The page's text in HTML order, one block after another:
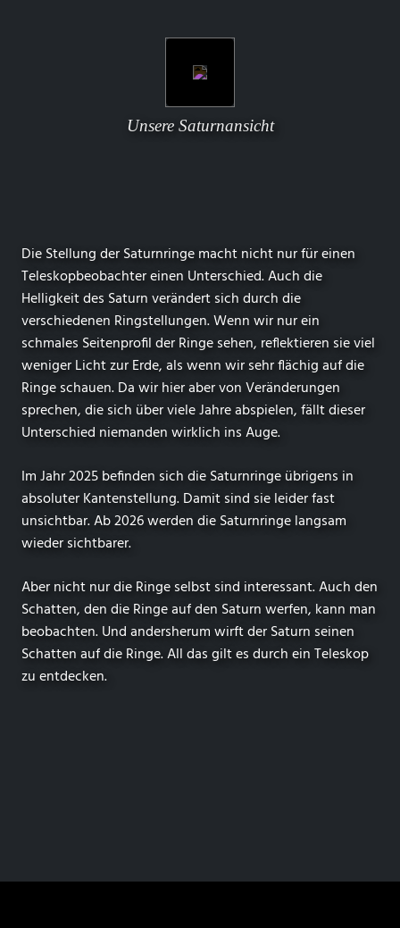
Unsere Saturnansicht
Die Stellung der Saturnringe macht nicht nur für einen
Teleskopbeobachter einen Unterschied. Auch die
Helligkeit des Saturn verändert sich durch die
verschiedenen Ringstellungen. Wenn wir nur ein
schmales Seitenprofil der Ringe sehen, reflektieren sie viel
weniger Licht zur Erde, als wenn wir sehr flächig auf die
Ringe schauen. Da wir hier aber von Veränderungen
sprechen, die sich über viele Jahre abspielen, fällt dieser
Unterschied niemanden wirklich ins Auge.
Im Jahr 2025 befinden sich die Saturnringe übrigens in
absoluter Kantenstellung. Damit sind sie leider fast
unsichtbar. Ab 2026 werden die Saturnringe langsam
wieder sichtbarer.
Aber nicht nur die Ringe selbst sind interessant. Auch den
Schatten, den die Ringe auf den Saturn werfen, kann man
beobachten. Und andersherum wirft der Saturn seinen
Schatten auf die Ringe. All das gilt es durch ein Teleskop
zu entdecken.